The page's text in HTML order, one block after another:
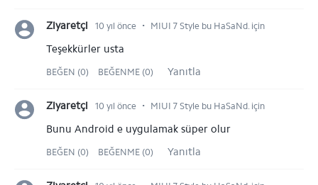
Ziyaretçi 10 yıl önce ⋅ MIUI 7 Style bu HaSaNd. için
Teşekkürler usta
BEĞEN (0) BEĞENME (0) Yanıtla
Ziyaretçi 10 yıl önce ⋅ MIUI 7 Style bu HaSaNd. için
Bunu Android e uygulamak süper olur
BEĞEN (0) BEĞENME (0) Yanıtla